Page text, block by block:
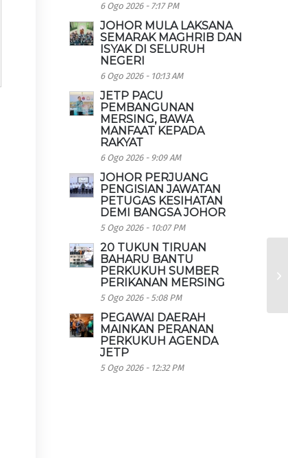
6 Ogo 2026 - 7:17 PM
JOHOR MULA LAKSANA
SEMARAK MAGHRIB DAN
ISYAK DI SELURUH
NEGERI
6 Ogo 2026 - 10:13 AM
JETP PACU
PEMBANGUNAN
MERSING, BAWA
MANFAAT KEPADA
RAKYAT
6 Ogo 2026 - 9:09 AM
JOHOR PERJUANG
PENGISIAN JAWATAN
PETUGAS KESIHATAN
DEMI BANGSA JOHOR
5 Ogo 2026 - 10:07 PM
20 TUKUN TIRUAN
BAHARU BANTU
PERKUKUH SUMBER
PERIKANAN MERSING
5 Ogo 2026 - 5:08 PM
PEGAWAI DAERAH
MAINKAN PERANAN
PERKUKUH AGENDA
JETP
5 Ogo 2026 - 12:32 PM